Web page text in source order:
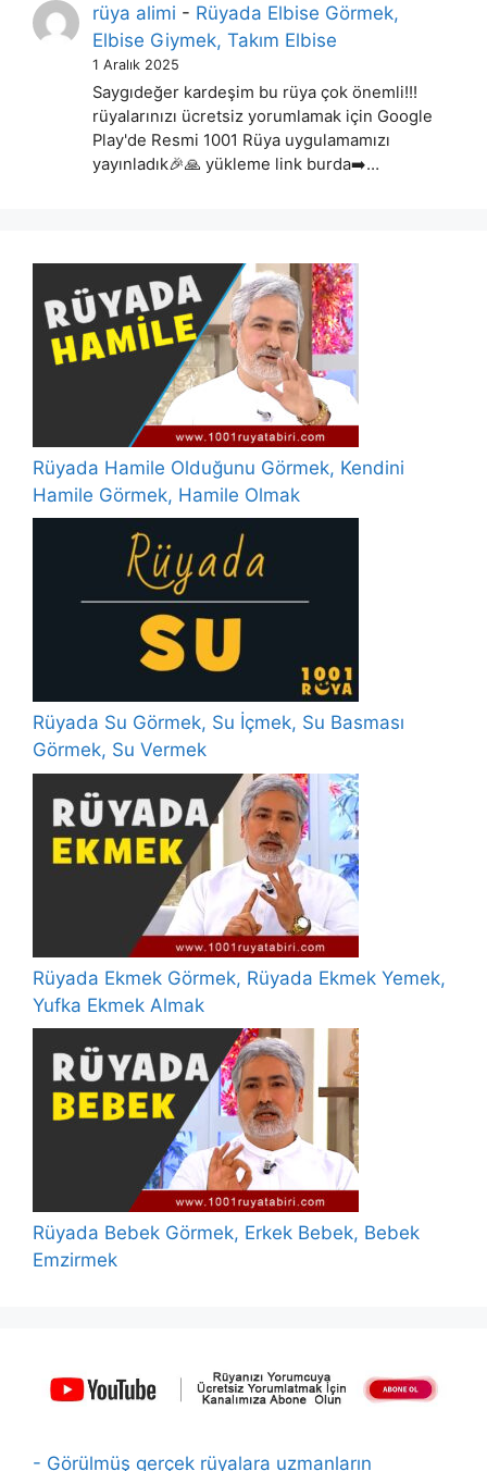
rüya alimi - Rüyada Elbise Görmek,
Elbise Giymek, Takım Elbise
1 Aralık 2025
Saygıdeğer kardeşim bu rüya çok önemli!!!
rüyalarınızı ücretsiz yorumlamak için Google
Play'de Resmi 1001 Rüya uygulamamızı
yayınladık🎉🙏 yükleme link burda➡️…
Rüyada Hamile Olduğunu Görmek, Kendini
Hamile Görmek, Hamile Olmak
Rüyada Su Görmek, Su İçmek, Su Basması
Görmek, Su Vermek
Rüyada Ekmek Görmek, Rüyada Ekmek Yemek,
Yufka Ekmek Almak
Rüyada Bebek Görmek, Erkek Bebek, Bebek
Emzirmek
- Görülmüş gerçek rüyalara uzmanların